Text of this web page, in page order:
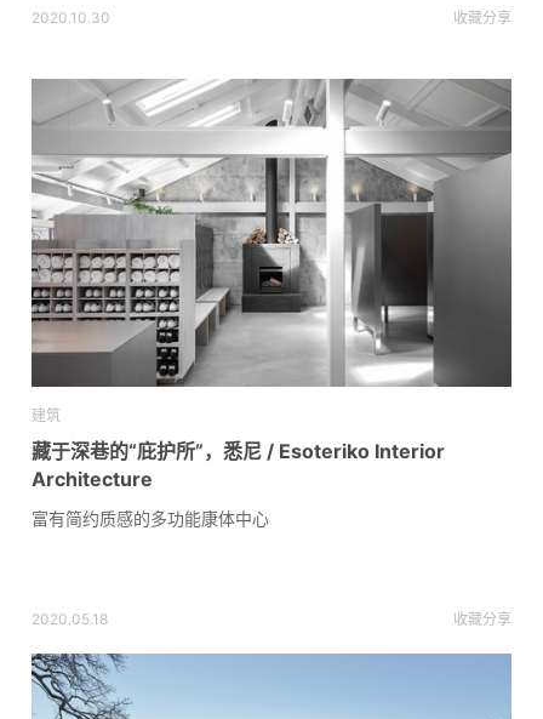
2020.10.30 收藏分享
建筑
藏于深巷的“庇护所”，悉尼 / Esoteriko Interior
Architecture
富有简约质感的多功能康体中心
2020.05.18 收藏分享